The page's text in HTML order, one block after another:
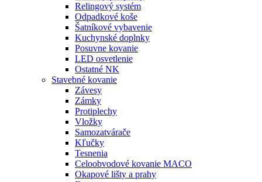
Relingový systém
Odpadkové koše
Šatníkové vybavenie
Kuchynské doplnky
Posuvne kovanie
LED osvetlenie
Ostatné NK
Stavebné kovanie
Závesy
Zámky
Protiplechy
Vložky
Samozatvárače
Kľučky
Tesnenia
Celoobvodové kovanie MACO
Okapové lišty a prahy